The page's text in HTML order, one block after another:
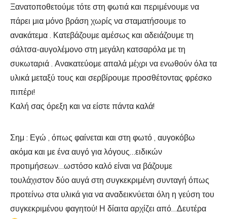
Ξανατοποθετούμε τότε στη φωτιά και περιμένουμε να
πάρει μια μόνο βράση χωρίς να σταματήσουμε το
ανακάτεμα . Κατεβάζουμε αμέσως και αδειάζουμε τη
σάλτσα-αυγολέμονο στη μεγάλη κατσαρόλα με τη
συκωταριά . Ανακατεύομε απαλά μέχρι να ενωθούν όλα τα
υλικά μεταξύ τους και σερβίρουμε προσθέτοντας φρέσκο
πιπέρι!
Καλή σας όρεξη και να είστε πάντα καλά!
Σημ : Εγώ , όπως φαίνεται και στη φωτό , αυγοκόβω
ακόμα και με ένα αυγό για λόγους…ειδικών
προτιμήσεων…ωστόσο καλό είναι να βάζουμε
τουλάχιστον δύο αυγά στη συγκεκριμένη συνταγή όπως
προτείνω στα υλικά για να αναδεικνύεται όλη η γεύση του
συγκεκριμένου φαγητού! Η δίαιτα αρχίζει από…Δευτέρα